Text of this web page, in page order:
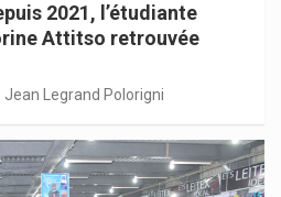
2021, l’étudiante
Attitso retrouvée
Jean Legrand Polorigni